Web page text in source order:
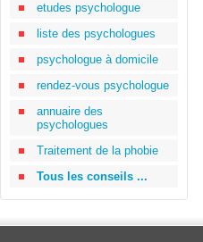
etudes psychologue
liste des psychologues
psychologue à domicile
rendez-vous psychologue
annuaire des
psychologues
Traitement de la phobie
Tous les conseils ...